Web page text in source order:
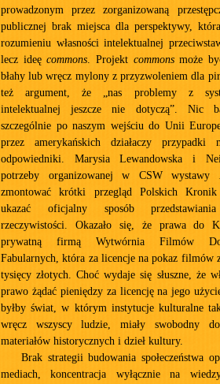
prowadzonym przez zorganizowaną
publicznej brak miejsca dla perspektywy,
rozumieniu własności intelektualnej
lecz ideęcommons. Projekt commonsmoże
błahy lub wręcz mylony z przyzwoleniem dla
też argument, że „nas problemy z
intelektualnej jeszcze nie dotyczą”. Nic
szczególnie po naszym wejściu do Unii
przez amerykańskich działaczy
odpowiedniki. Marysia Lewandowska i
potrzeby organizowanej w CSW wystawy
zmontować krótki przegląd Polskich
ukazać oficjalny sposób przedstawiania
rzeczywistości. Okazało się, że prawa do
prywatną firmą Wytwórnia Filmów
Fabularnych, która za licencje na pokaz filmów
tysięcy złotych. Choć wydaje się słuszne, że
prawo żądać pieniędzy za licencję na jego
byłby świat, w którym instytucje kulturalne
wręcz wszyscy ludzie, miały swobodny
materiałów historycznych i dzieł kultury.
Brak strategii budowania społeczeństwa
mediach, koncentracja wyłącznie na